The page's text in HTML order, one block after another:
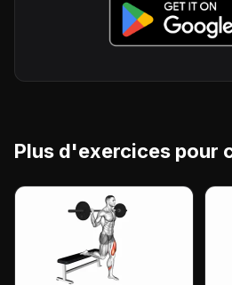
Plus d'exercices pour